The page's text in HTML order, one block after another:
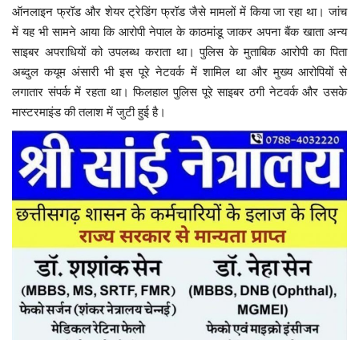
ऑनलाइन फ्रॉड और शेयर ट्रेडिंग फ्रॉड जैसे मामलों में किया जा रहा था। जांच
में यह भी सामने आया कि आरोपी नेपाल के काठमांडू जाकर अपना बैंक खाता अन्य
साइबर अपराधियों को उपलब्ध कराता था। पुलिस के मुताबिक आरोपी का पिता
अब्दुल कयूम अंसारी भी इस पूरे नेटवर्क में शामिल था और मुख्य आरोपियों से
लगातार संपर्क में रहता था। फिलहाल पुलिस पूरे साइबर ठगी नेटवर्क और उसके
मास्टरमाइंड की तलाश में जुटी हुई है।